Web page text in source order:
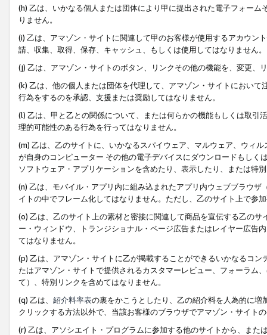
(h) 乙は、いかなる個人または団体により甲に提出された電子フォー
りません。
(i) 乙は、アマゾン・サイトに関連して甲のお客様が使用するアカウン
請、収集、取得、保存、キャッシュ、もしくは使用してはなりません。
(j) 乙は、アマゾン・サイトのボタン、リンクその他の機能を、変更、
(k) 乙は、他の個人または団体を代理して、アマゾン・サイトにおい
行為をするのを承認、支援または奨励してはなりません。
(l) 乙は、甲と乙との関係について、または何らかの機能もしくは取
理的可能性のある行為を行ってはなりません。
(m) 乙は、乙のサイトに、いかなるスパイウェア、マルウェア、ウィ
が自身のコンピューター その他の電子デバイスにダウンロードもし
ソフトウェア・アプリケーションを含めたり、表示したり、または特
(n) 乙は、モバイル・アプリ内に組み込まれたアプリ内ウェブブラウ
イトの中でフレーム化してはなりません。ただし、乙のサイト上で参
(o) 乙は、乙のサイト上の素材と密接に関連して商品を宣伝する乙の
ー・ウィンドウ、トランジショナル・ページ広告またはレイヤー広告
てはなりません。
(p) 乙は、アマゾン・サイトに乙が掲載することができるいかなるコ
たはアマゾン・サイトで提供されるカスタマーレビュー、フォーラム
て）、特別リンクを含めてはなりません。
(q) 乙は、 紹介料率表の裏をかこうとしたり、乙の紹介料を人為的に
クリックする方法以外で、当該お客様のブラウザでアマゾン・サイト
(r) 乙は、アソシエイト・プログラムに参加する他のサイトから、ま